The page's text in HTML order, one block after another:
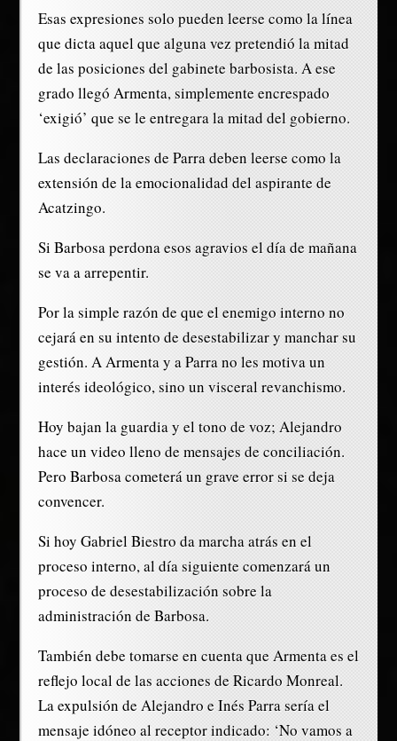
Esas expresiones solo pueden leerse como la línea
que dicta aquel que alguna vez pretendió la mitad
de las posiciones del gabinete barbosista. A ese
grado llegó Armenta, simplemente encrespado
‘exigió’ que se le entregara la mitad del gobierno.
Las declaraciones de Parra deben leerse como la
extensión de la emocionalidad del aspirante de
Acatzingo.
Si Barbosa perdona esos agravios el día de mañana
se va a arrepentir.
Por la simple razón de que el enemigo interno no
cejará en su intento de desestabilizar y manchar su
gestión. A Armenta y a Parra no les motiva un
interés ideológico, sino un visceral revanchismo.
Hoy bajan la guardia y el tono de voz; Alejandro
hace un video lleno de mensajes de conciliación.
Pero Barbosa cometerá un grave error si se deja
convencer.
Si hoy Gabriel Biestro da marcha atrás en el
proceso interno, al día siguiente comenzará un
proceso de desestabilización sobre la
administración de Barbosa.
También debe tomarse en cuenta que Armenta es el
reflejo local de las acciones de Ricardo Monreal.
La expulsión de Alejandro e Inés Parra sería el
mensaje idóneo al receptor indicado: ‘No vamos a